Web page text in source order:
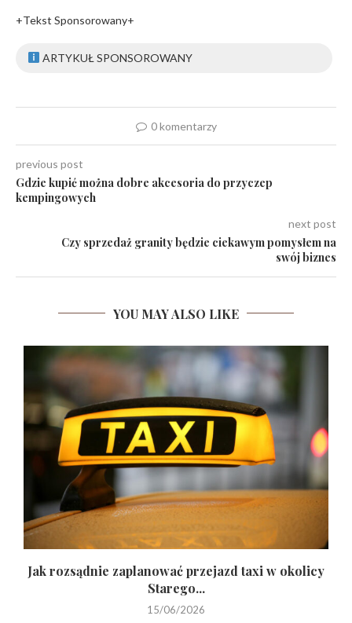
+Tekst Sponsorowany+
ARTYKUŁ SPONSOROWANY
0 komentarzy
previous post
Gdzie kupić można dobre akcesoria do przyczep
kempingowych
next post
Czy sprzedaż granity będzie ciekawym pomysłem na
swój biznes
YOU MAY ALSO LIKE
Jak rozsądnie zaplanować przejazd taxi w okolicy
Starego...
15/06/2026